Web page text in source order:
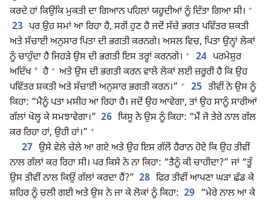
ਕਰਦੇ ਹਾਂ ਕਿਉਂਕਿ ਮੁਕਤੀ ਦਾ ਗਿਆਨ ਪਹਿਲਾਂ ਯਹੂਦੀਆਂ ਨੂੰ ਦਿੱਤਾ ਗਿਆ ਸੀ। +
23 ਪਰ ਉਹ ਸਮਾਂ ਆ ਰਿਹਾ ਹੈ, ਸਗੋਂ ਹੁਣ ਹੈ ਜਦੋਂ ਸੱਚੇ ਭਗਤ ਪਵਿੱਤਰ ਸ਼ਕਤੀ
ਅਤੇ ਸੱਚਾਈ ਅਨੁਸਾਰ ਪਿਤਾ ਦੀ ਭਗਤੀ ਕਰਨਗੇ। ਅਸਲ ਵਿਚ, ਪਿਤਾ ਉਨ੍ਹਾਂ ਲੋਕਾਂ
ਨੂੰ ਚਾਹੁੰਦਾ ਹੈ ਜਿਹੜੇ ਉਸ ਦੀ ਭਗਤੀ ਇਸ ਤਰ੍ਹਾਂ ਕਰਨਗੇ। + 24 ਪਰਮੇਸ਼ੁਰ
ਅਦਿੱਖ * ਹੈ + ਅਤੇ ਉਸ ਦੀ ਭਗਤੀ ਕਰਨ ਵਾਲੇ ਲੋਕਾਂ ਲਈ ਜ਼ਰੂਰੀ ਹੈ ਕਿ ਉਹ
ਪਵਿੱਤਰ ਸ਼ਕਤੀ ਅਤੇ ਸੱਚਾਈ ਅਨੁਸਾਰ ਭਗਤੀ ਕਰਨ।” + 25 ਤੀਵੀਂ ਨੇ ਉਸ ਨੂੰ
ਕਿਹਾ: “ਮੈਨੂੰ ਪਤਾ ਮਸੀਹ ਆ ਰਿਹਾ ਹੈ। ਜਦੋਂ ਉਹ ਆਵੇਗਾ, ਤਾਂ ਉਹ ਸਾਨੂੰ ਸਾਰੀਆਂ
ਗੱਲਾਂ ਖੋਲ੍ਹ ਕੇ ਸਮਝਾਵੇਗਾ।” 26 ਯਿਸੂ ਨੇ ਉਸ ਨੂੰ ਕਿਹਾ: “ਮੈਂ ਜੋ ਤੇਰੇ ਨਾਲ ਗੱਲ
ਕਰ ਰਿਹਾ ਹਾਂ, ਉਹੀ ਹਾਂ।” +
27 ਉਸੇ ਵੇਲੇ ਚੇਲੇ ਆ ਗਏ ਅਤੇ ਉਹ ਇਸ ਗੱਲੋਂ ਹੈਰਾਨ ਹੋਏ ਕਿ ਉਹ ਤੀਵੀਂ
ਨਾਲ ਗੱਲਾਂ ਕਰ ਰਿਹਾ ਸੀ। ਪਰ ਕਿਸੇ ਨੇ ਨਾ ਕਿਹਾ: “ਤੈਨੂੰ ਕੀ ਚਾਹੀਦਾ?” ਜਾਂ “ਤੂੰ
ਉਸ ਤੀਵੀਂ ਨਾਲ ਕਿਉਂ ਗੱਲਾਂ ਕਰਦਾ ਹੈਂ?” 28 ਫਿਰ ਤੀਵੀਂ ਆਪਣਾ ਘੜਾ ਛੱਡ ਕੇ
ਸ਼ਹਿਰ ਨੂੰ ਚਲੀ ਗਈ ਅਤੇ ਉਸ ਨੇ ਜਾ ਕੇ ਲੋਕਾਂ ਨੂੰ ਕਿਹਾ: 29 “ਮੇਰੇ ਨਾਲ ਆ ਕੇ